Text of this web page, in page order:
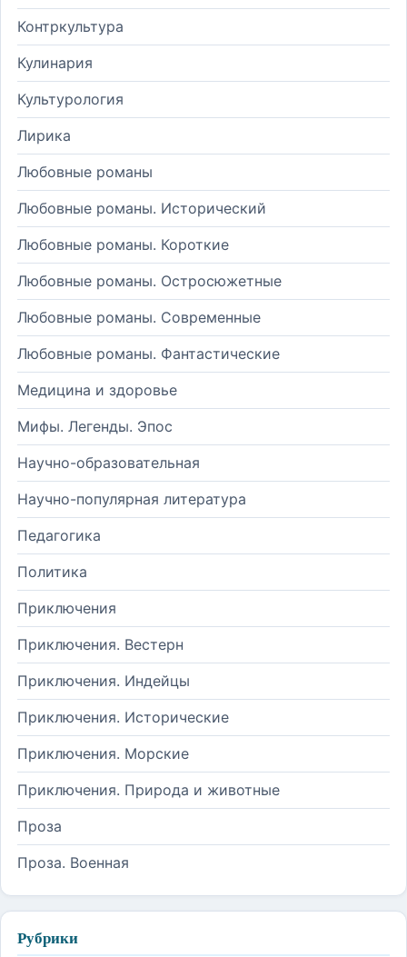
Контркультура
Кулинария
Культурология
Лирика
Любовные романы
Любовные романы. Исторический
Любовные романы. Короткие
Любовные романы. Остросюжетные
Любовные романы. Современные
Любовные романы. Фантастические
Медицина и здоровье
Мифы. Легенды. Эпос
Научно-образовательная
Научно-популярная литература
Педагогика
Политика
Приключения
Приключения. Вестерн
Приключения. Индейцы
Приключения. Исторические
Приключения. Морские
Приключения. Природа и животные
Проза
Проза. Военная
Рубрики